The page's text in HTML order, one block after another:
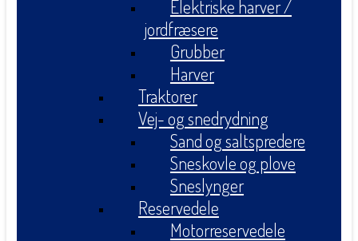
Elektriske harver /
jordfræsere
Grubber
Harver
Traktorer
Vej- og snedrydning
Sand og saltspredere
Sneskovle og plove
Sneslynger
Reservedele
Motorreservedele